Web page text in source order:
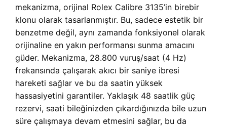
mekanizma, orijinal Rolex Calibre 3135’in birebir
klonu olarak tasarlanmıştır. Bu, sadece estetik bir
benzetme değil, aynı zamanda fonksiyonel olarak
orijinaline en yakın performansı sunma amacını
güder. Mekanizma, 28.800 vuruş/saat (4 Hz)
frekansında çalışarak akıcı bir saniye ibresi
hareketi sağlar ve bu da saatin yüksek
hassasiyetini garantiler. Yaklaşık 48 saatlik güç
rezervi, saati bileğinizden çıkardığınızda bile uzun
süre çalışmaya devam etmesini sağlar, bu da